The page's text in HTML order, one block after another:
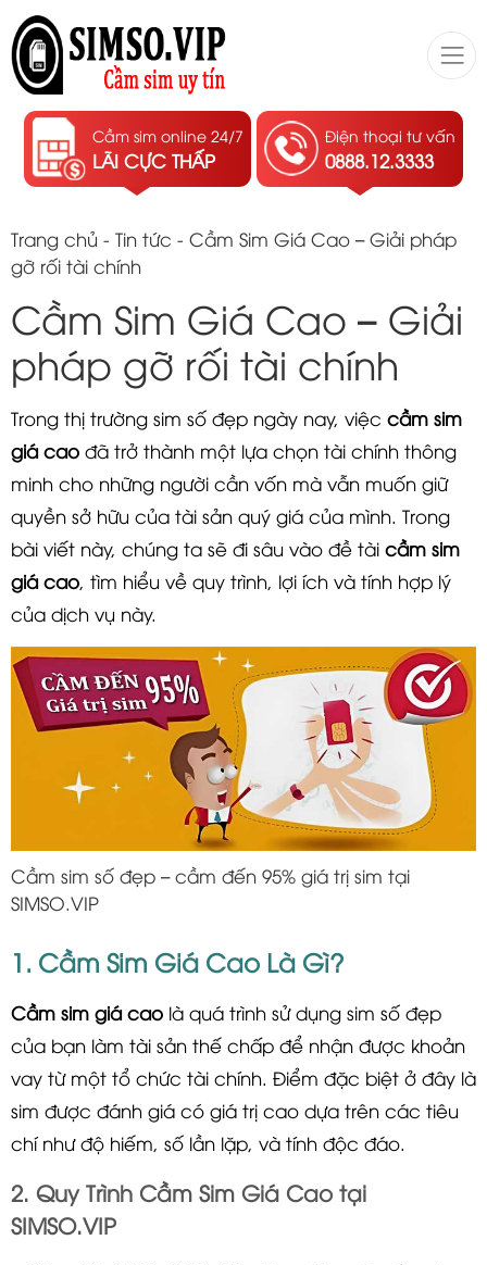
Cầm sim online 24/7
LÃI CỰC THẤP
Điện thoại tư vấn
0888.12.3333
Trang chủ - Tin tức - Cầm Sim Giá Cao – Giải pháp
gỡ rối tài chính
Cầm Sim Giá Cao – Giải
pháp gỡ rối tài chính
Trong thị trường sim số đẹp ngày nay, việc cầm sim
giá cao đã trở thành một lựa chọn tài chính thông
minh cho những người cần vốn mà vẫn muốn giữ
quyền sở hữu của tài sản quý giá của mình. Trong
bài viết này, chúng ta sẽ đi sâu vào đề tài cầm sim
giá cao, tìm hiểu về quy trình, lợi ích và tính hợp lý
của dịch vụ này.
Cầm sim số đẹp – cầm đến 95% giá trị sim tại
SIMSO.VIP
1. Cầm Sim Giá Cao Là Gì?
Cầm sim giá cao là quá trình sử dụng sim số đẹp
của bạn làm tài sản thế chấp để nhận được khoản
vay từ một tổ chức tài chính. Điểm đặc biệt ở đây là
sim được đánh giá có giá trị cao dựa trên các tiêu
chí như độ hiếm, số lần lặp, và tính độc đáo.
2. Quy Trình Cầm Sim Giá Cao tại
SIMSO.VIP